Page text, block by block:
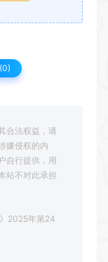
0)
合法权益，请
嫌侵权的内
自行提供，用
站不对此承担
2025年第24